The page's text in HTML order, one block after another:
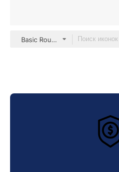
Basic Rounded Lineal